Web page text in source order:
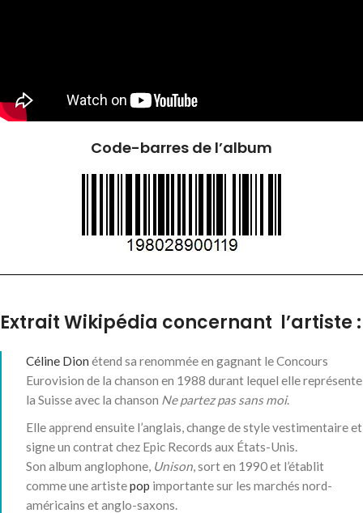
Code-barres de l’album
Extrait Wikipédia concernant l’artiste :
Céline Dion étend sa renommée en gagnant le Concours
Eurovision de la chanson en 1988 durant lequel elle représente
la Suisse avec la chanson Ne partez pas sans moi.
Elle apprend ensuite l’anglais, change de style vestimentaire et
signe un contrat chez Epic Records aux États-Unis.
Son album anglophone, Unison, sort en 1990 et l’établit
comme une artistepop importante sur les marchés nord-
américains et anglo-saxons.